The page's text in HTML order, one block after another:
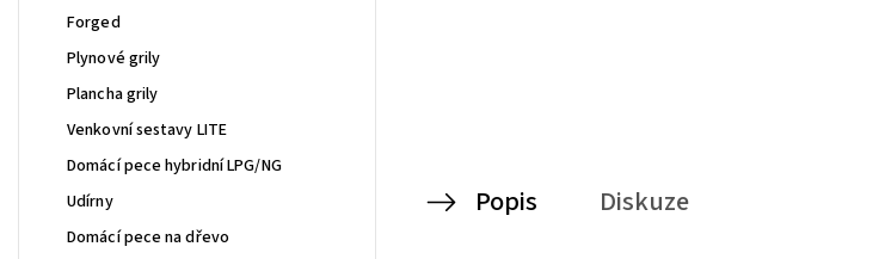
Forged
Plynové grily
Plancha grily
Venkovní sestavy LITE
Domácí pece hybridní LPG/NG
Udírny
Domácí pece na dřevo
Popis Diskuze